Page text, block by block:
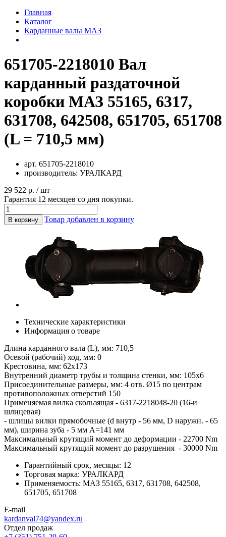
Главная
Каталог
Карданные валы МАЗ
651705-2218010 Вал
карданный раздаточной
коробки МАЗ 55165, 6317,
631708, 642508, 651705, 651708
(L = 710,5 мм)
арт. 651705-2218010
производитель: УРАЛКАРД
29 522 р. / шт
Гарантия 12 месяцев со дня покупки.
В корзину Товар добавлен в корзину
Технические характеристики
Информация о товаре
Длина карданного вала (L), мм: 710,5
Осевой (рабочий) ход, мм: 0
Крестовина, мм: 62х173
Внутренний диаметр трубы и толщина стенки, мм: 105х6
Присоединительные размеры, мм: 4 отв. Ø15 по центрам
противоположных отверстий 150
Применяемая вилка скользящая - 6317-2218048-20 (16-и
шлицевая)
- шлицы вилки прямобочные (d внутр - 56 мм, D наружн. - 65
мм), ширина зуба - 5 мм А=141 мм
Максимальный крутящий момент до деформации - 22700 Nm
Максимальный крутящий момент до разрушения - 30000 Nm
Гарантийный срок, месяцы: 12
Торговая марка: УРАЛКАРД
Применяемость: МАЗ 55165, 6317, 631708, 642508,
651705, 651708
E-mail
kardanval74@yandex.ru
Отдел продаж